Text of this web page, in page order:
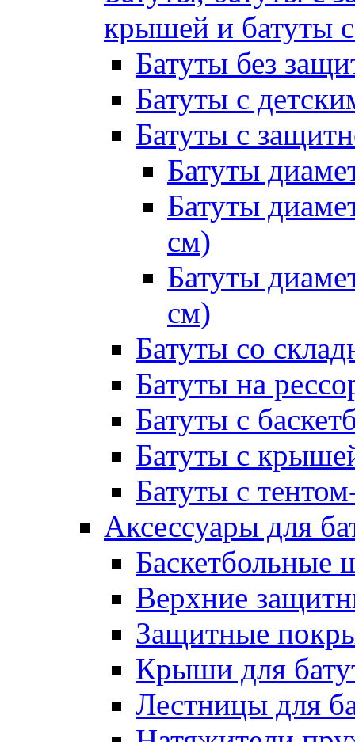
крышей и батуты
Батуты без
Батуты с
Батуты с
Батуты
Батуты
см)
Батуты
см)
Батуты со
Батуты на
Батуты с
Батуты с
Батуты с
Аксессуары для
Баскетбольные
Верхние
Защитные
Крыши для
Лестницы для